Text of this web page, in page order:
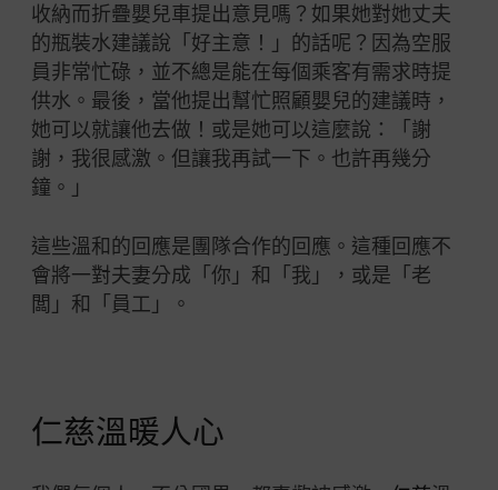
收納而折疊嬰兒車提出意見嗎？如果她對她丈夫
的瓶裝水建議說「好主意！」的話呢？因為空服
員非常忙碌，並不總是能在每個乘客有需求時提
供水。最後，當他提出幫忙照顧嬰兒的建議時，
她可以就讓他去做！或是她可以這麼說：「謝
謝，我很感激。但讓我再試一下。也許再幾分
鐘。」
這些溫和的回應是團隊合作的回應。這種回應不
會將一對夫妻分成「你」和「我」，或是「老
闆」和「員工」。
仁慈溫暖人心